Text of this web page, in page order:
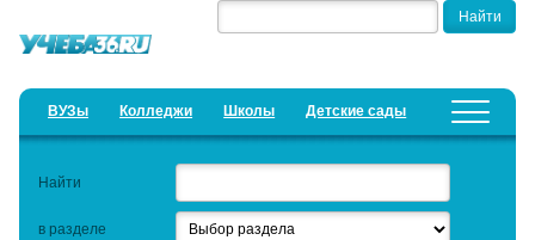
ВУЗы Колледжи Школы Детские сады
Добавить уч. заведение Предложить новость
Найти
в разделе